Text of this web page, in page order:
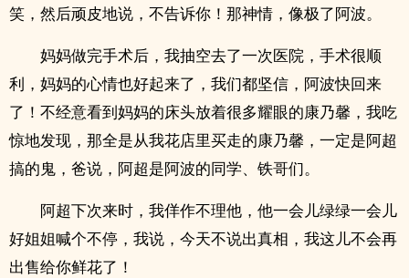
笑，然后顽皮地说，不告诉你！那神情，像极了阿波。
妈妈做完手术后，我抽空去了一次医院，手术很顺
利，妈妈的心情也好起来了，我们都坚信，阿波快回来
了！不经意看到妈妈的床头放着很多耀眼的康乃馨，我吃
惊地发现，那全是从我花店里买走的康乃馨，一定是阿超
搞的鬼，爸说，阿超是阿波的同学、铁哥们。
阿超下次来时，我佯作不理他，他一会儿绿绿一会儿
好姐姐喊个不停，我说，今天不说出真相，我这儿不会再
出售给你鲜花了！